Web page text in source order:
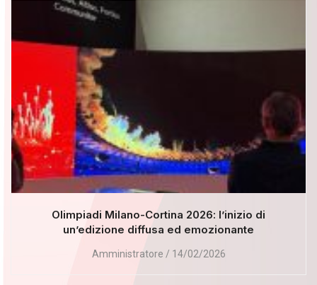
Olimpiadi Milano-Cortina 2026: l’inizio di
un’edizione diffusa ed emozionante
Amministratore 14/02/2026